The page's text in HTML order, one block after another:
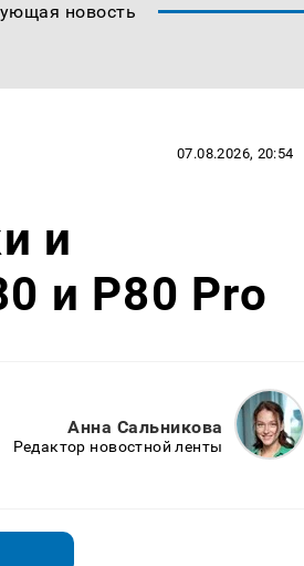
новость
07.08.2026, 20:54
и
и P80 Pro
Анна Сальникова
Редактор новостной ленты